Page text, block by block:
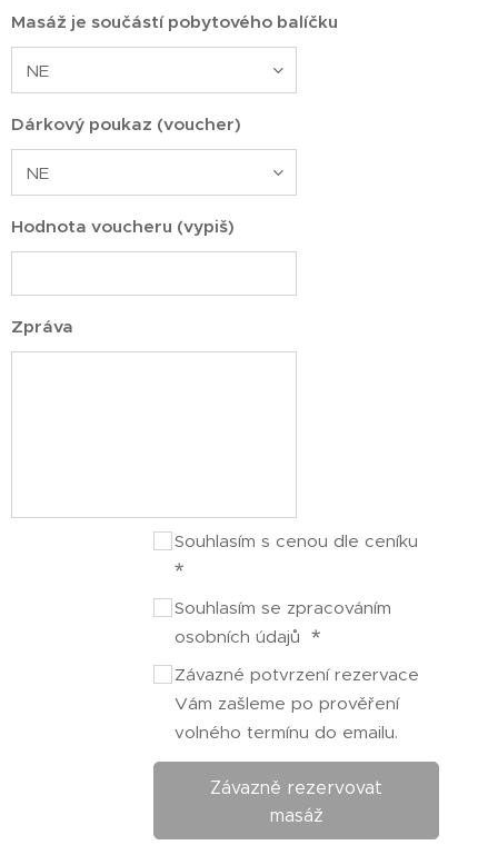
Masáž je součástí pobytového balíčku
Dárkový poukaz (voucher)
Hodnota voucheru (vypiš)
Zpráva
Souhlasím s cenou dle ceníku
Souhlasím se zpracováním
osobních údajů
Závazné potvrzení rezervace
Vám zašleme po prověření
volného termínu do emailu.
Závazně rezervovat
masáž